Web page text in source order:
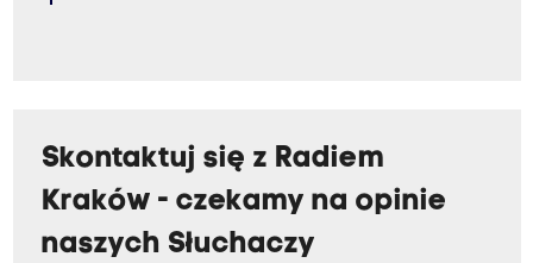
Skontaktuj się z Radiem
Kraków - czekamy na opinie
naszych Słuchaczy